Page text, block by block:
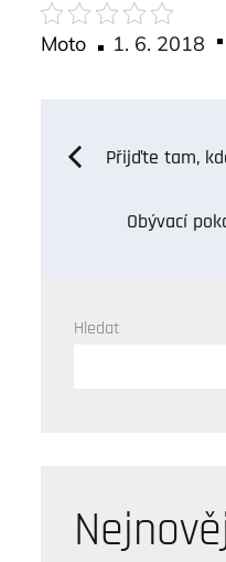
Moto
Posted
1. 6. 2018
Přijďte tam,
Obývací
Hledat